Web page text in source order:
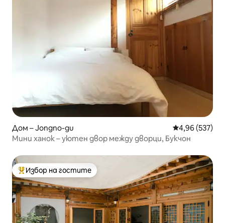
Дом – Jongno-gu Средна
4,96 (537)
Мини ханок – уютен двор между дворци, Букчон
Най-популярен избор на гостите
Избор на гостите